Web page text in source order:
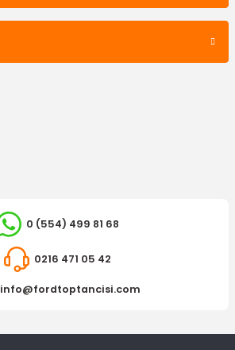
0 (554) 499 81 68
0216 471 05 42
info@fordtoptancisi.com